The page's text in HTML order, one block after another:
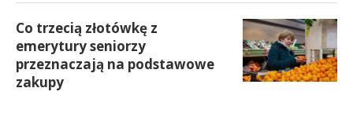
Co trzecią złotówkę z
emerytury seniorzy
przeznaczają na podstawowe
zakupy